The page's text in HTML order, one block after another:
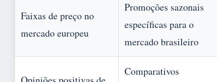
Faixas de preço no
mercado europeu
Promoções sazonais
específicas para o
mercado brasileiro
Comparativos